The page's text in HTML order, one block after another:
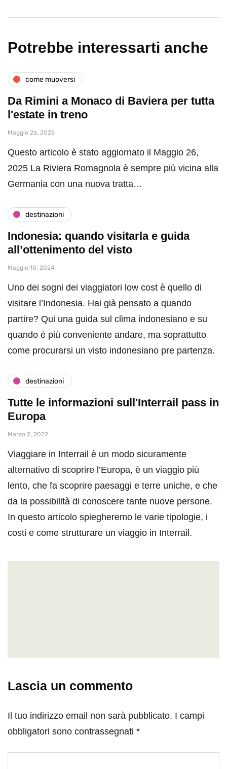
Potrebbe interessarti anche
come muoversi
Da Rimini a Monaco di Baviera per tutta
l'estate in treno
Maggio 26, 2025
Questo articolo è stato aggiornato il Maggio 26,
2025 La Riviera Romagnola è sempre più vicina alla
Germania con una nuova tratta…
destinazioni
Indonesia: quando visitarla e guida
all’ottenimento del visto
Maggio 10, 2024
Uno dei sogni dei viaggiatori low cost è quello di
visitare l’Indonesia. Hai già pensato a quando
partire? Qui una guida sul clima indonesiano e su
quando è più conveniente andare, ma soprattutto
come procurarsi un visto indonesiano pre partenza.
destinazioni
Tutte le informazioni sull'Interrail pass in
Europa
Marzo 2, 2022
Viaggiare in Interrail è un modo sicuramente
alternativo di scoprire l’Europa, è un viaggio più
lento, che fa scoprire paesaggi e terre uniche, e che
da la possibilità di conoscere tante nuove persone.
In questo articolo spiegheremo le varie tipologie, i
costi e come strutturare un viaggio in Interrail.
Lascia un commento
Il tuo indirizzo email non sarà pubblicato. I campi
obbligatori sono contrassegnati *